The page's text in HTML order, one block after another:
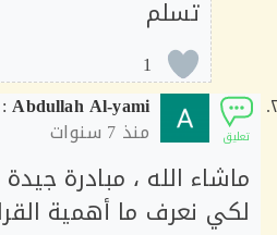
تسلم
1
Abdullah Al-yami
:
منذ
الله ، مبادرة جيدة
نعرف ما أهمية القراءة